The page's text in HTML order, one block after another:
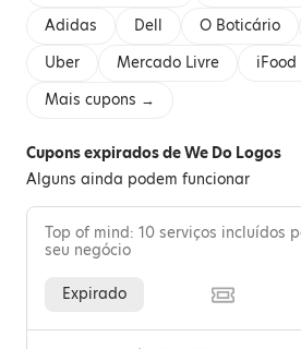
Adidas
Dell O Boticário
Uber
Mercado Livre iFood
Mais cupons →
Cupons expirados de We Do Logos
Alguns ainda podem funcionar
Top of mind: 10 serviços incluídos
seu negócio
Expirado